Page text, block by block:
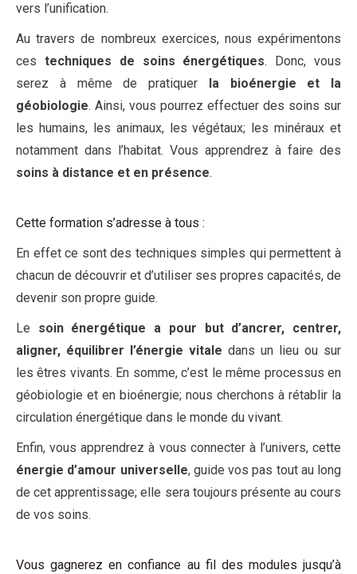
vers l’unification.
Au travers de nombreux exercices, nous expérimentons
ces techniques de soins énergétiques. Donc, vous
serez à même de pratiquer la bioénergie et la
géobiologie. Ainsi, vous pourrez effectuer des soins sur
les humains, les animaux, les végétaux; les minéraux et
notamment dans l’habitat. Vous apprendrez à faire des
soins à distance et en présence.
Cette formation s’adresse à tous :
En effet ce sont des techniques simples qui permettent à
chacun de découvrir et d’utiliser ses propres capacités, de
devenir son propre guide.
Le soin énergétique a pour but d’ancrer, centrer,
aligner, équilibrer l’énergie vitale dans un lieu ou sur
les êtres vivants. En somme, c’est le même processus en
géobiologie et en bioénergie; nous cherchons à rétablir la
circulation énergétique dans le monde du vivant.
Enfin, vous apprendrez à vous connecter à l’univers, cette
énergie d’amour universelle, guide vos pas tout au long
de cet apprentissage; elle sera toujours présente au cours
de vos soins.
Vous gagnerez en confiance au fil des modules jusqu’à